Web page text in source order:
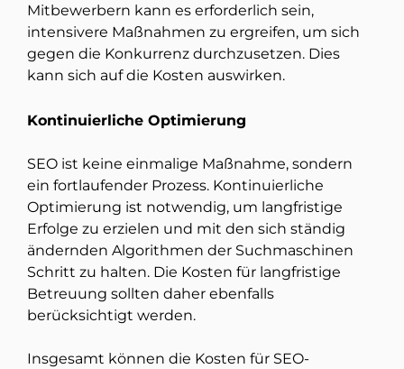
Mitbewerbern kann es erforderlich sein,
intensivere Maßnahmen zu ergreifen, um sich
gegen die Konkurrenz durchzusetzen. Dies
kann sich auf die Kosten auswirken.
Kontinuierliche Optimierung
SEO ist keine einmalige Maßnahme, sondern
ein fortlaufender Prozess. Kontinuierliche
Optimierung ist notwendig, um langfristige
Erfolge zu erzielen und mit den sich ständig
ändernden Algorithmen der Suchmaschinen
Schritt zu halten. Die Kosten für langfristige
Betreuung sollten daher ebenfalls
berücksichtigt werden.
Insgesamt können die Kosten für SEO-